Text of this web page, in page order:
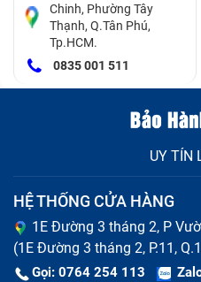
Hình ảnh sau khi chụp
Không thể lưu ảnh sau
Không thể sử dụng ứng
Chinh, Phường Tây
Thạnh, Q.Tân Phú,
Tp.HCM.
0835 001 511
UY TÍN
HỆ THỐNG CỬA HÀNG
1E Đường 3 tháng 2, P
(1E Đường 3 tháng 2, P.11,
Gọi: 0764 254 113